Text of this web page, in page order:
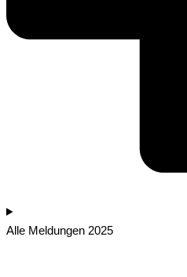
Alle Meldungen 2025